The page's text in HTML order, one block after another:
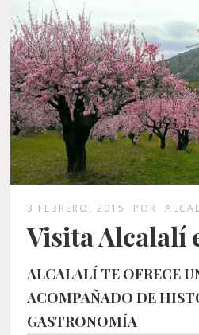
3 FEBRERO, 2015 POR
Visita Alcalalí
ALCALALÍ TE OFRECE
ACOMPAÑADO DE
GASTRONOMÍA